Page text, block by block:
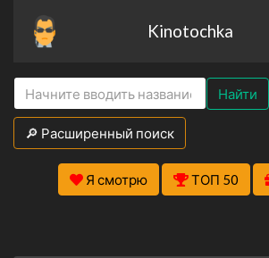
Kinotochka
Найти
🔎 Расширенный поиск
Я смотрю ТОП 50